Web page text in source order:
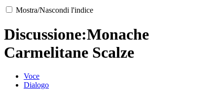
Mostra/Nascondi l'indice
Discussione:Monache
Carmelitane Scalze
Voce
Dialogo